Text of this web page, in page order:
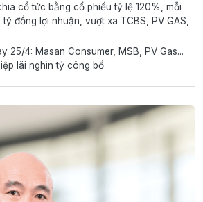
cổ tức bằng cổ phiếu tỷ lệ 120%, mỗi
đồng lợi nhuận, vượt xa TCBS, PV GAS,
25/4: Masan Consumer, MSB, PV Gas...
lãi nghìn tỷ công bố